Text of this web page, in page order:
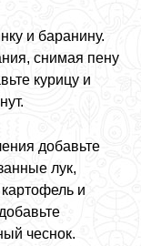
и баранину.
снимая пену
курицу и
добавьте
лук,
и
чеснок.